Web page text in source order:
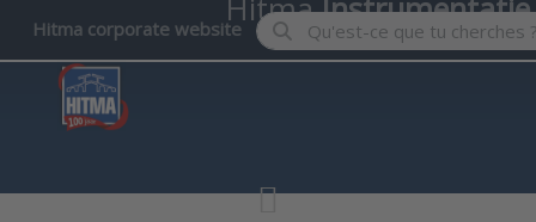
Hitma corporate website Enter a search term. Results
HitmaInstrumentatie